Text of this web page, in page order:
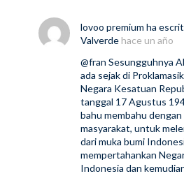
lovoo premium ha
Valverde hace un año
@fran Sesungguhnya
ada sejak di
Negara Kesatuan
tanggal 17 Agustus
bahu membahu
masyarakat, untuk
dari muka bumi
mempertahankan
Indonesia dan